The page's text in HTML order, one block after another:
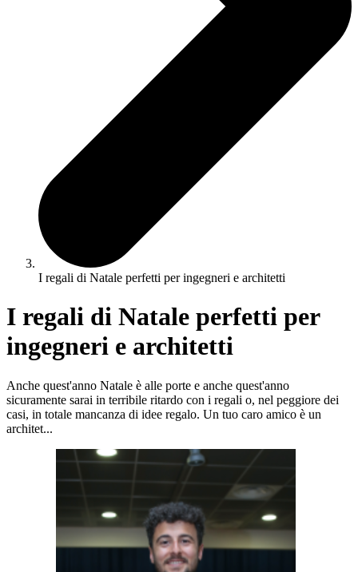
I regali di Natale perfetti per ingegneri e architetti
I regali di Natale perfetti per
ingegneri e architetti
Anche quest'anno Natale è alle porte e anche quest'anno
sicuramente sarai in terribile ritardo con i regali o, nel peggiore dei
casi, in totale mancanza di idee regalo. Un tuo caro amico è un
architet...